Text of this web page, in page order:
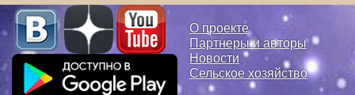
О проекте
Партнеры и авторы
Новости
Сельское хозяйство